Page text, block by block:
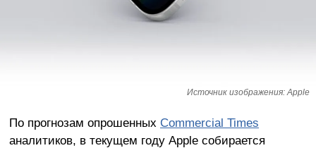
Источник изображения: Apple
По прогнозам опрошенных Commercial Times
аналитиков, в текущем году Apple собирается